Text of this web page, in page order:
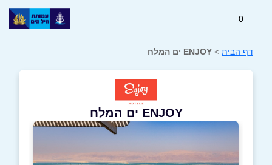
0
דף הבית > ENJOY ים המלח
ENJOY ים המלח